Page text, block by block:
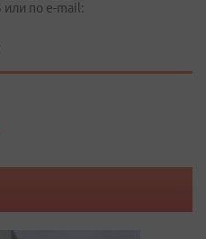
по е-mail: